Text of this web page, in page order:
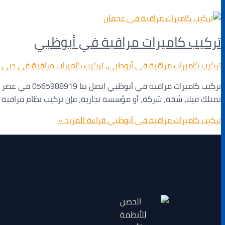
تركيب كاميرات مراقبة في أبوظبي
تركيب كاميرات مراقبة في أبوظبي,تركيب كاميرات مراقبة في دبي
تركيب
تمتلك فيلا، شقة، شركة، أو مؤسسة تجارية، فإن تركيب نظام
تركيب كاميرات مراقبة في أبوظبيقراءة المزيد »